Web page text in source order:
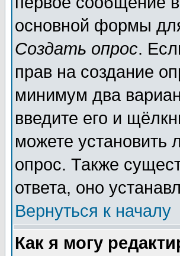
основной формы
Создать опрос.
прав на создание
минимум два
введите его и
можете установить
опрос. Также
ответа, оно
Вернуться к началу
Как я могу